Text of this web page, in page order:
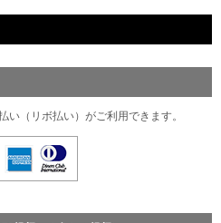
い（リボ払い）がご利用できます。